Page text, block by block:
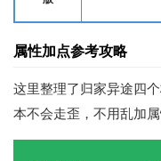
属性加点参考攻略
这里整理了归家异途四
本不会走歪，不用乱加